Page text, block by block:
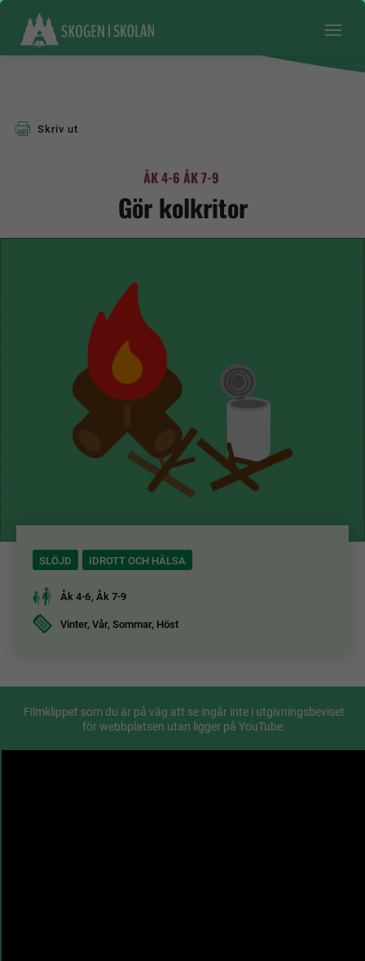
Skriv ut
ÅK 4-6 ÅK 7-9
Gör kolkritor
SLÖJD IDROTT OCH HÄLSA
Åk 4-6, Åk 7-9
Vinter, Vår, Sommar, Höst
Filmklippet som du är på väg att se ingår inte i utgivningsbeviset
för webbplatsen utan ligger på YouTube.